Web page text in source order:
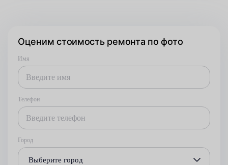
Оценим стоимость ремонта по фото
Имя
Телефон
Город
Выберите город